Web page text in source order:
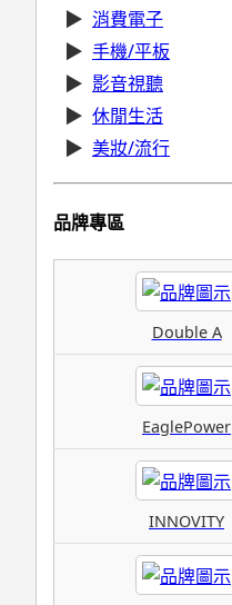
▶ 消費電子
▶ 手機/平板
▶ 影音視聽
▶ 休閒生活
▶ 美妝/流行
品牌專區
Double A
EaglePower
INNOVITY